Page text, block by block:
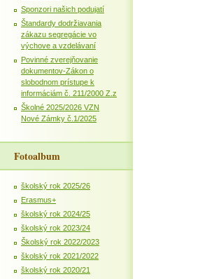
Sponzori našich podujatí
Štandardy dodržiavania
zákazu segregácie vo
výchove a vzdelávaní
Povinné zverejňovanie
dokumentov-Zákon o
slobodnom prístupe k
informáciám č. 211/2000 Z.z
Školné 2025/2026 VZN
Nové Zámky č.1/2025
Fotoalbum
školský rok 2025/26
Erasmus+
školský rok 2024/25
školský rok 2023/24
Školský rok 2022/2023
školský rok 2021/2022
školský rok 2020/21